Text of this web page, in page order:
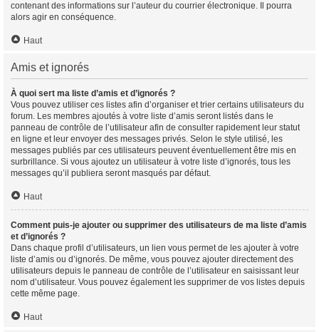
contenant des informations sur l’auteur du courrier électronique. Il pourra
alors agir en conséquence.
Haut
Amis et ignorés
À quoi sert ma liste d’amis et d’ignorés ?
Vous pouvez utiliser ces listes afin d’organiser et trier certains utilisateurs du
forum. Les membres ajoutés à votre liste d’amis seront listés dans le
panneau de contrôle de l’utilisateur afin de consulter rapidement leur statut
en ligne et leur envoyer des messages privés. Selon le style utilisé, les
messages publiés par ces utilisateurs peuvent éventuellement être mis en
surbrillance. Si vous ajoutez un utilisateur à votre liste d’ignorés, tous les
messages qu’il publiera seront masqués par défaut.
Haut
Comment puis-je ajouter ou supprimer des utilisateurs de ma liste d’amis
et d’ignorés ?
Dans chaque profil d’utilisateurs, un lien vous permet de les ajouter à votre
liste d’amis ou d’ignorés. De même, vous pouvez ajouter directement des
utilisateurs depuis le panneau de contrôle de l’utilisateur en saisissant leur
nom d’utilisateur. Vous pouvez également les supprimer de vos listes depuis
cette même page.
Haut